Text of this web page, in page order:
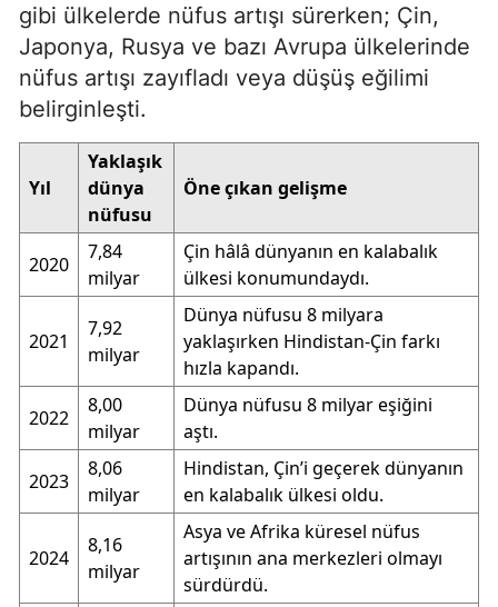
gibi ülkelerde nüfus artışı sürerken; Çin,
Japonya, Rusya ve bazı Avrupa ülkelerinde
nüfus artışı zayıfladı veya düşüş eğilimi
belirginleşti.
Yıl
Yaklaşık
dünya
nüfusu
Öne çıkan gelişme
2020
7,84
milyar
Çin hâlâ dünyanın en kalabalık
ülkesi konumundaydı.
2021
7,92
milyar
Dünya nüfusu 8 milyara
yaklaşırken Hindistan-Çin farkı
hızla kapandı.
2022
8,00
milyar
Dünya nüfusu 8 milyar eşiğini
aştı.
2023
8,06
milyar
Hindistan, Çin’i geçerek dünyanın
en kalabalık ülkesi oldu.
2024
8,16
milyar
Asya ve Afrika küresel nüfus
artışının ana merkezleri olmayı
sürdürdü.